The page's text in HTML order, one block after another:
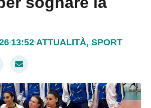
13:52 ATTUALITÀ, SPORT